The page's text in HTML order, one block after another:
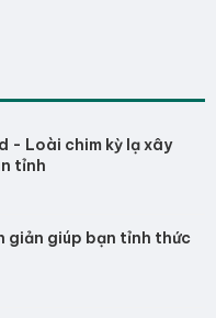
- Loài chim kỳ lạ xây
tỉnh
giản giúp bạn tỉnh thức